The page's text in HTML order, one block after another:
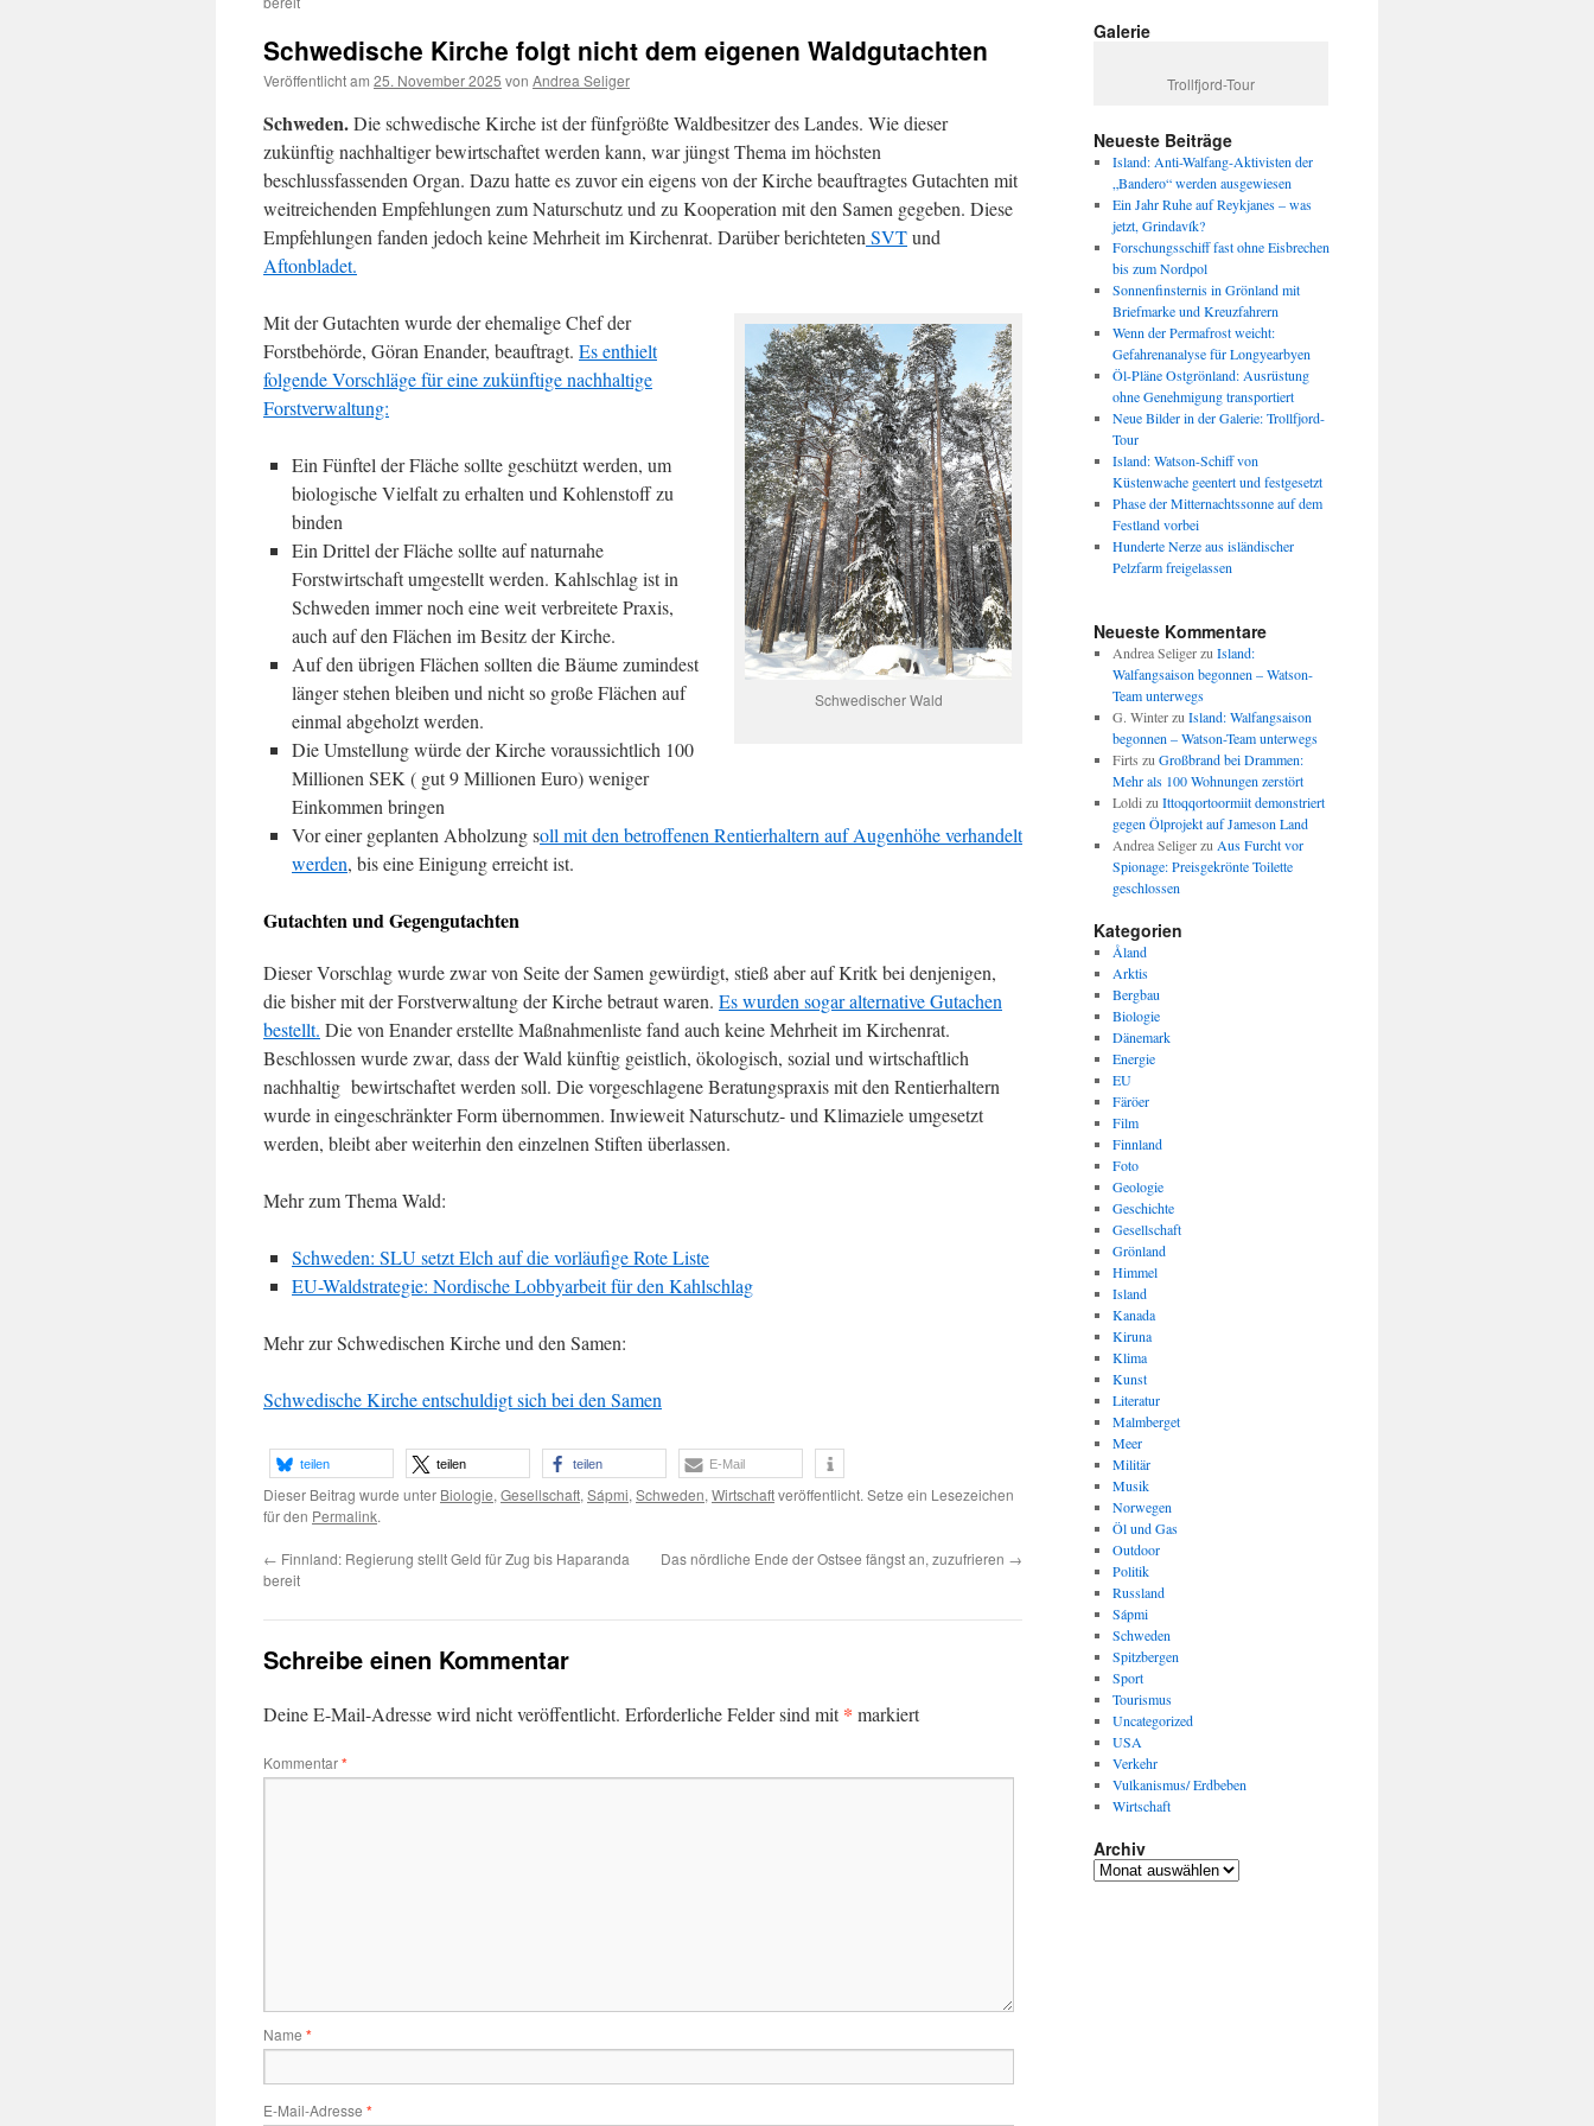
Schwedische Kirche folgt nicht dem eigenen Waldgutachten
Veröffentlicht am 25. November 2025 von Andrea Seliger
Schweden.Die schwedische Kirche ist der fünfgrößte Waldbesitzer des Landes. Wie dieser
zukünftig nachhaltiger bewirtschaftet werden kann, war jüngst Thema im höchsten
beschlussfassenden Organ. Dazu hatte es zuvor ein eigens von der Kirche beauftragtes Gutachten mit
weitreichenden Empfehlungen zum Naturschutz und zu Kooperation mit den Samen gegeben. Diese
Empfehlungen fanden jedoch keine Mehrheit im Kirchenrat. Darüber berichteten SVTund
Aftonbladet.
Schwedischer Wald
Mit der Gutachten wurde der ehemalige Chef der
Forstbehörde, Göran Enander, beauftragt. Es enthielt
folgende Vorschläge für eine zukünftige nachhaltige
Forstverwaltung:
Ein Fünftel der Fläche sollte geschützt werden, um
biologische Vielfalt zu erhalten und Kohlenstoff zu
binden
Ein Drittel der Fläche sollte auf naturnahe
Forstwirtschaft umgestellt werden. Kahlschlag ist in
Schweden immer noch eine weit verbreitete Praxis,
auch auf den Flächen im Besitz der Kirche.
Auf den übrigen Flächen sollten die Bäume zumindest
länger stehen bleiben und nicht so große Flächen auf
einmal abgeholzt werden.
Die Umstellung würde der Kirche voraussichtlich 100
Millionen SEK ( gut 9 Millionen Euro) weniger
Einkommen bringen
Vor einer geplanten Abholzung soll mit den betroffenen Rentierhaltern auf Augenhöhe verhandelt
werden, bis eine Einigung erreicht ist.
Gutachten und Gegengutachten
Dieser Vorschlag wurde zwar von Seite der Samen gewürdigt, stieß aber auf Kritk bei denjenigen,
die bisher mit der Forstverwaltung der Kirche betraut waren. Es wurden sogar alternative Gutachen
bestellt. Die von Enander erstellte Maßnahmenliste fand auch keine Mehrheit im Kirchenrat.
Beschlossen wurde zwar, dass der Wald künftig geistlich, ökologisch, sozial und wirtschaftlich
nachhaltig bewirtschaftet werden soll. Die vorgeschlagene Beratungspraxis mit den Rentierhaltern
wurde in eingeschränkter Form übernommen. Inwieweit Naturschutz- und Klimaziele umgesetzt
werden, bleibt aber weiterhin den einzelnen Stiften überlassen.
Mehr zum Thema Wald:
Schweden: SLU setzt Elch auf die vorläufige Rote Liste
EU-Waldstrategie: Nordische Lobbyarbeit für den Kahlschlag
Mehr zur Schwedischen Kirche und den Samen:
Schwedische Kirche entschuldigt sich bei den Samen
teilen teilen teilen E-Mail
Dieser Beitrag wurde unter Biologie, Gesellschaft, Sápmi, Schweden, Wirtschaftveröffentlicht. Setze ein Lesezeichen
für den Permalink.
← Finnland: Regierung stellt Geld für Zug bis Haparanda
bereit
Das nördliche Ende der Ostsee fängst an, zuzufrieren →
Schreibe einen Kommentar
Deine E-Mail-Adresse wird nicht veröffentlicht. Erforderliche Felder sind mit* markiert
Kommentar*
Name *
E-Mail-Adresse *
Galerie
Trollfjord-Tour
Neueste Beiträge
Island: Anti-Walfang-Aktivisten der
„Bandero“ werden ausgewiesen
Ein Jahr Ruhe auf Reykjanes – was
jetzt, Grindavík?
Forschungsschiff fast ohne Eisbrechen
bis zum Nordpol
Sonnenfinsternis in Grönland mit
Briefmarke und Kreuzfahrern
Wenn der Permafrost weicht:
Gefahrenanalyse für Longyearbyen
Öl-Pläne Ostgrönland: Ausrüstung
ohne Genehmigung transportiert
Neue Bilder in der Galerie: Trollfjord-
Tour
Island: Watson-Schiff von
Küstenwache geentert und festgesetzt
Phase der Mitternachtssonne auf dem
Festland vorbei
Hunderte Nerze aus isländischer
Pelzfarm freigelassen
Neueste Kommentare
Andrea Seligerzu Island:
Walfangsaison begonnen – Watson-
Team unterwegs
G. Winterzu Island: Walfangsaison
begonnen – Watson-Team unterwegs
Firts zu Großbrand bei Drammen:
Mehr als 100 Wohnungen zerstört
Loldi zu Ittoqqortoormiit demonstriert
gegen Ölprojekt auf Jameson Land
Andrea Seligerzu Aus Furcht vor
Spionage: Preisgekrönte Toilette
geschlossen
Kategorien
Åland
Arktis
Bergbau
Biologie
Dänemark
Energie
EU
Färöer
Film
Finnland
Foto
Geologie
Geschichte
Gesellschaft
Grönland
Himmel
Island
Kanada
Kiruna
Klima
Kunst
Literatur
Malmberget
Meer
Militär
Musik
Norwegen
Öl und Gas
Outdoor
Politik
Russland
Sápmi
Schweden
Spitzbergen
Sport
Tourismus
Uncategorized
USA
Verkehr
Vulkanismus/ Erdbeben
Wirtschaft
Archiv
Archiv